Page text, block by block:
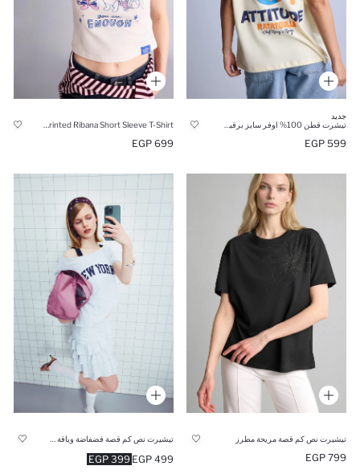
جديد
599 EGP
699 EGP
تيشيرت نص كم قصة مريحة مطرز
799 EGP
تيشيرت نص كم قصة فضفاضة وياقة عريضة
399 EGP 499 EGP